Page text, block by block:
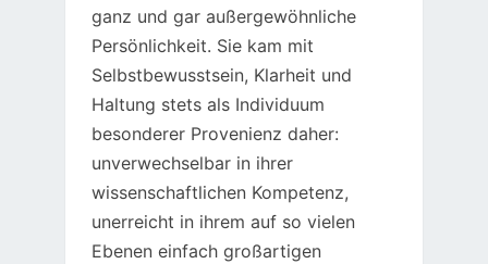
ganz und gar außergewöhnliche
Persönlichkeit. Sie kam mit
Selbstbewusstsein, Klarheit und
Haltung stets als Individuum
besonderer Provenienz daher:
unverwechselbar in ihrer
wissenschaftlichen Kompetenz,
unerreicht in ihrem auf so vielen
Ebenen einfach großartigen